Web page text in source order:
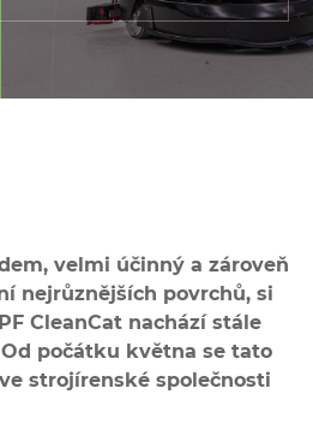
velmi účinný a zároveň
nejrůznějších povrchů, si
CleanCat nachází stále
počátku května se tato
strojírenské společnosti